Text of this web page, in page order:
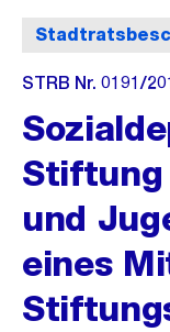
STRB Nr. 0191/
Stiftung
und
eines